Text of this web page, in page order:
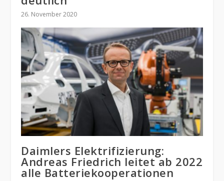
26. November 2020
Daimlers Elektrifizierung:
Andreas Friedrich leitet ab 2022
alle Batteriekooperationen